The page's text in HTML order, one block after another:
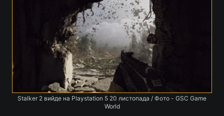
Stalker 2 вийде на Playstation 5 20 листопада / Фото - GSC Game
World